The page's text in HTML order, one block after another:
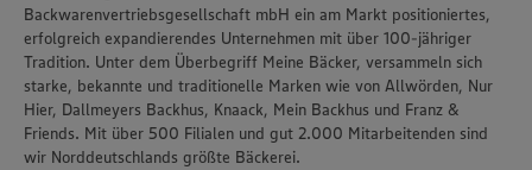
Backwarenvertriebsgesellschaft mbH ein am Markt positioniertes,
erfolgreich expandierendes Unternehmen mit über 100-jähriger
Tradition. Unter dem Überbegriff Meine Bäcker, versammeln sich
starke, bekannte und traditionelle Marken wie von Allwörden, Nur
Hier, Dallmeyers Backhus, Knaack, Mein Backhus und Franz &
Friends. Mit über 500 Filialen und gut 2.000 Mitarbeitenden sind
wir Norddeutschlands größte Bäckerei.